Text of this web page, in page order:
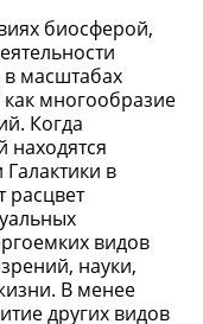
биосферой,
в масштабах
многообразие
Когда
находятся
в
расцвет
видов
науки,
В менее
других видов